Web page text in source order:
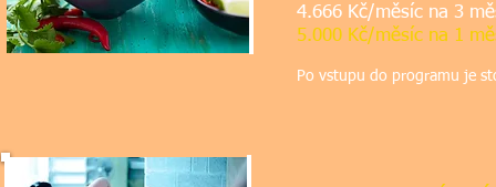
4.666 Kč/měsíc na 3
5.000 Kč/měsíc na 1
Po vstupu do programu je